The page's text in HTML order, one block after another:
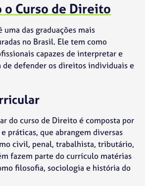
o Curso de Direito
das graduações mais
no Brasil. Ele tem como
capazes de interpretar e
de defender os direitos individuais e
do curso de Direito é composta por
práticas, que abrangem diversas
civil, penal, trabalhista, tributário,
fazem parte do currículo matérias
filosofia, sociologia e história do